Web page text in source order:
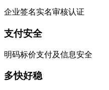
企业签名实名审核认证
支付安全
明码标价支付及信息安全
多快好稳